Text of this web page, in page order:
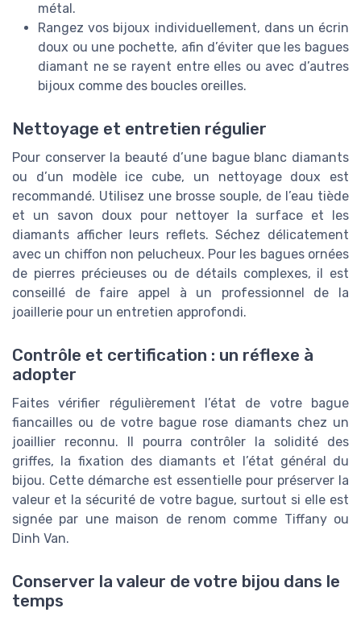
métal.
Rangez vos bijoux individuellement, dans un écrin
doux ou une pochette, afin d’éviter que les bagues
diamant ne se rayent entre elles ou avec d’autres
bijoux comme des boucles oreilles.
Nettoyage et entretien régulier
Pour conserver la beauté d’une bague blanc diamants
ou d’un modèle ice cube, un nettoyage doux est
recommandé. Utilisez une brosse souple, de l’eau tiède
et un savon doux pour nettoyer la surface et les
diamants afficher leurs reflets. Séchez délicatement
avec un chiffon non pelucheux. Pour les bagues ornées
de pierres précieuses ou de détails complexes, il est
conseillé de faire appel à un professionnel de la
joaillerie pour un entretien approfondi.
Contrôle et certification : un réflexe à
adopter
Faites vérifier régulièrement l’état de votre bague
fiancailles ou de votre bague rose diamants chez un
joaillier reconnu. Il pourra contrôler la solidité des
griffes, la fixation des diamants et l’état général du
bijou. Cette démarche est essentielle pour préserver la
valeur et la sécurité de votre bague, surtout si elle est
signée par une maison de renom comme Tiffany ou
Dinh Van.
Conserver la valeur de votre bijou dans le
temps